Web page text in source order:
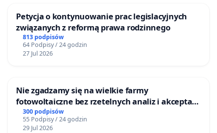
Petycja o kontynuowanie prac legislacyjnych
związanych z reformą prawa rodzinnego
813 podpisów
64 Podpisy / 24 godzin
27 Jul 2026
Nie zgadzamy się na wielkie farmy
fotowoltaiczne bez rzetelnych analiz i akceptacji
mieszkańców
300 podpisów
55 Podpisy / 24 godzin
29 Jul 2026